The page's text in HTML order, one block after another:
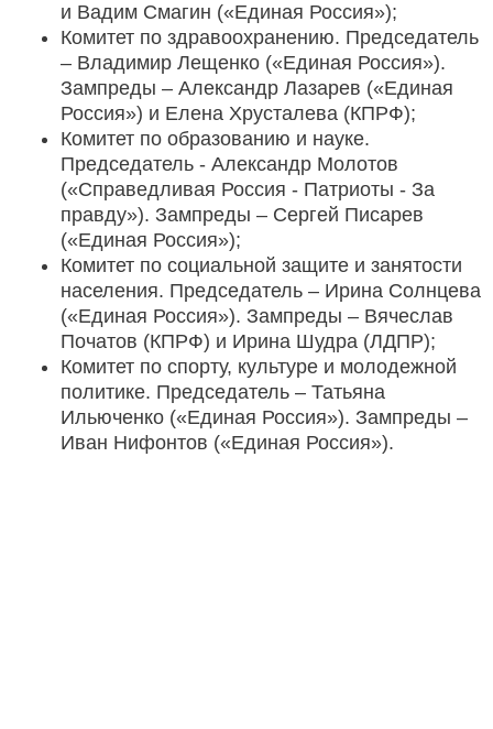
и Вадим Смагин («Единая Россия»);
Комитет по здравоохранению. Председатель
– Владимир Лещенко («Единая Россия»).
Зампреды – Александр Лазарев («Единая
Россия») и Елена Хрусталева (КПРФ);
Комитет по образованию и науке.
Председатель - Александр Молотов
(«Справедливая Россия - Патриоты - За
правду»). Зампреды – Сергей Писарев
(«Единая Россия»);
Комитет по социальной защите и занятости
населения. Председатель – Ирина Солнцева
(«Единая Россия»). Зампреды – Вячеслав
Початов (КПРФ) и Ирина Шудра (ЛДПР);
Комитет по спорту, культуре и молодежной
политике. Председатель – Татьяна
Ильюченко («Единая Россия»). Зампреды –
Иван Нифонтов («Единая Россия»).